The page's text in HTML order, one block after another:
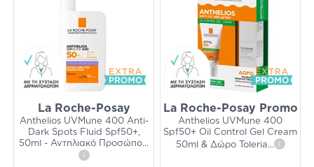
La Roche-Posay
Anthelios UVMune 400 Anti-
Dark Spots Fluid Spf50+,
50ml - Αντηλιακό Προσώπο...
i
La Roche-Posay Promo
Anthelios UVMune 400
Spf50+ Oil Control Gel Cream
50ml & Δώρο Toleria... i